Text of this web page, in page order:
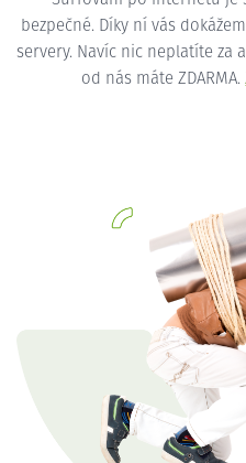
bezpečné. Díky ní vás
servery. Navíc nic neplatíte za
od nás máte ZDARMA.